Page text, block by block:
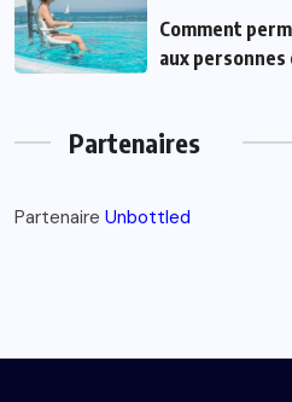
Comment
aux
Partenaires
Partenaire Unbottled